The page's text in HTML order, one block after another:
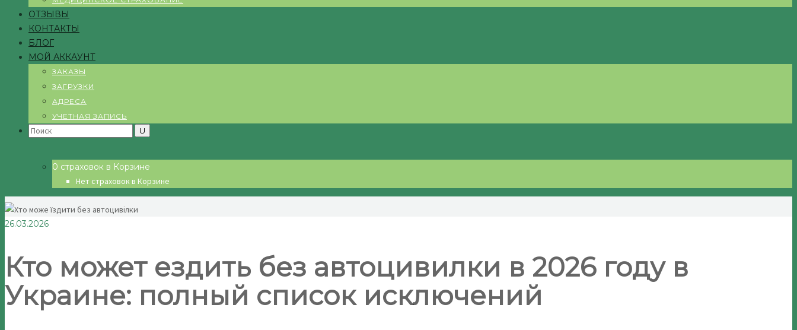
ОТЗЫВЫ
КОНТАКТЫ
БЛОГ
МОЙ АККАУНТ
ЗАКАЗЫ
ЗАГРУЗКИ
АДРЕСА
УЧЕТНАЯ ЗАПИСЬ
Search
0 страховок в Корзине
Нет страховок в Корзине
26.03.2026
Кто может ездить без автоцивилки в 2026 году в
Украине: полный список исключений